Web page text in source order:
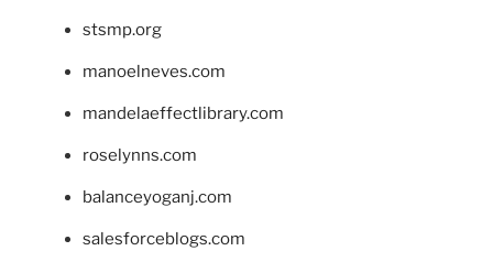
stsmp.org
manoelneves.com
mandelaeffectlibrary.com
roselynns.com
balanceyoganj.com
salesforceblogs.com